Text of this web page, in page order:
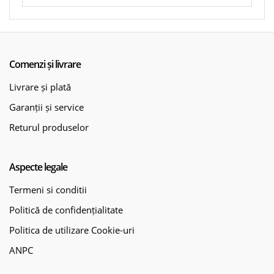
Professional GSR 18V-52, cutie de carton. Acumulatorul
Comenzi și livrare
Livrare și plată
Garanții și service
Returul produselor
Aspecte legale
Termeni si conditii
Politică de confidențialitate
Politica de utilizare Cookie-uri
ANPC